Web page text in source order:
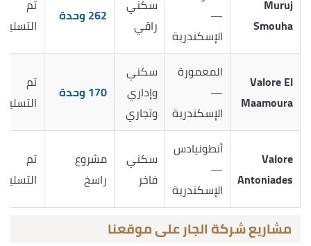
Muruj
Smouha
—
الإسكندرية
سكني
راقي
262 وحدة
تم
التسليم
Valore El
Maamoura
المعمورة
—
الإسكندرية
سكني
وإداري
وتجاري
170 وحدة
تم
التسليم
Valore
Antoniades
أنطونيادس
—
الإسكندرية
سكني
فاخر
مشروع
راسخ
تم
التسليم
مشاريع شركة الجار على موقعنا